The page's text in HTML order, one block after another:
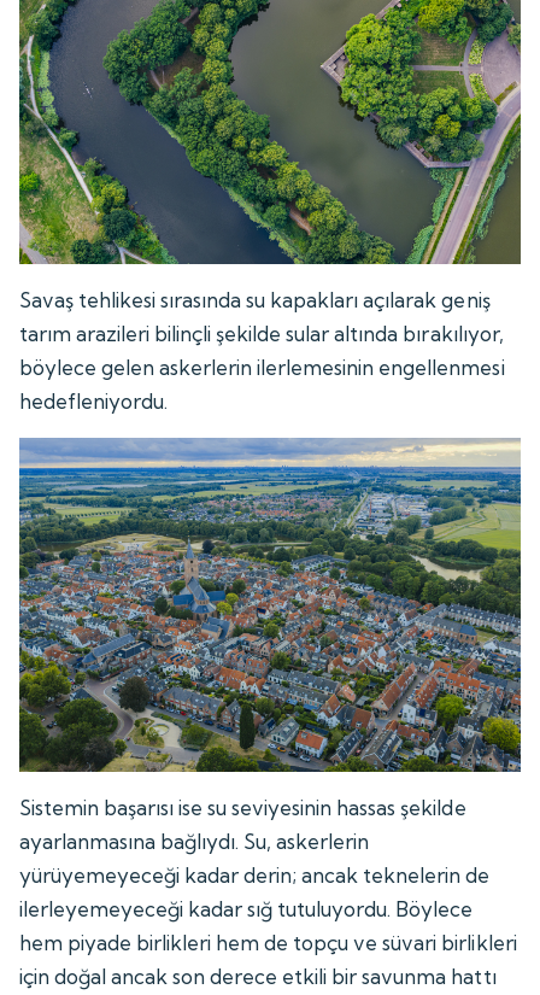
Savaş tehlikesi sırasında su kapakları açılarak geniş
tarım arazileri bilinçli şekilde sular altında bırakılıyor,
böylece gelen askerlerin ilerlemesinin engellenmesi
hedefleniyordu.
Sistemin başarısı ise su seviyesinin hassas şekilde
ayarlanmasına bağlıydı. Su, askerlerin
yürüyemeyeceği kadar derin; ancak teknelerin de
ilerleyemeyeceği kadar sığ tutuluyordu. Böylece
hem piyade birlikleri hem de topçu ve süvari birlikleri
için doğal ancak son derece etkili bir savunma hattı